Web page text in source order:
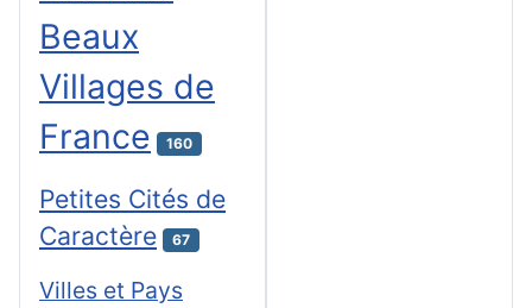
Beaux
Villages de
France
160
Petites Cités de
Caractère
67
Villes et Pays